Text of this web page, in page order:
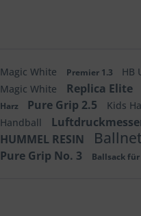
Magic White Premier 1.3 HB
Magic White Replica Elite
Harz
Pure Grip 2.5 Kids
Handball
HUMMEL RESIN
Pure Grip No. 3 Ballsack für